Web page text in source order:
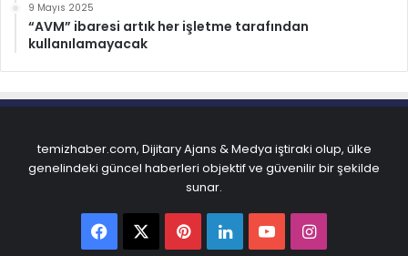
9 Mayıs 2025
“AVM” ibaresi artık her işletme tarafından
kullanılamayacak
temizhaber.com, Dijitary Ajans & Medya iştiraki olup, ülke
genelindeki güncel haberleri objektif ve güvenilir bir şekilde
sunar.
FacebookPinterest
LinkedInYouTubeInstagram